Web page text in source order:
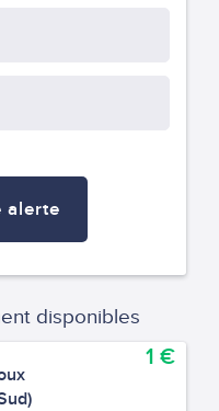
alerte
disponibles
1 €